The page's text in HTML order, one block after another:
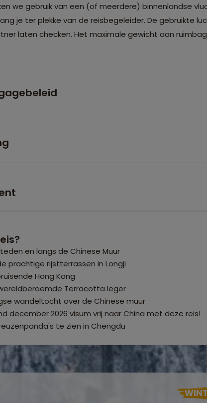
we gebruik van een (of meerdere) binnenlandse
je ter plekke van de reisbegeleider. De gebruikte
laten checken. Het maximale gewicht aan
en langs de Chinese Muur
prachtige rijstterrassen in Longji
Hong Kong
Terracotta leger
wandeltocht over de Chinese muur
december 2026 visum vrij naar China met deze reis!
te zien in Chengdu